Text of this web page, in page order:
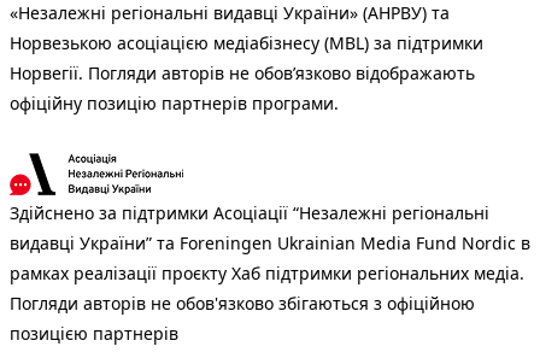
«Незалежні регіональні видавці України» (АНРВУ) та
Норвезькою асоціацією медіабізнесу (MBL) за підтримки
Норвегії. Погляди авторів не обов’язково відображають
офіційну позицію партнерів програми.
Здійснено за підтримки Асоціації “Незалежні регіональні
видавці України” та Foreningen Ukrainian Media Fund Nordic в
рамках реалізації проєкту Хаб підтримки регіональних медіа.
Погляди авторів не обов'язково збігаються з офіційною
позицією партнерів